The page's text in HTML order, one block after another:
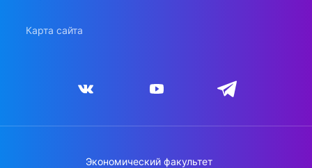
Карта сайта
Экономический факультет